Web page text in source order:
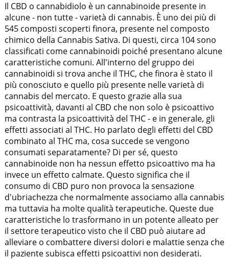
Il CBD o cannabidiolo è un cannabinoide presente in
alcune - non tutte - varietà di cannabis. È uno dei più di
545 composti scoperti finora, presente nel composto
chimico della Cannabis Sativa. Di questi, circa 104 sono
classificati come cannabinoidi poiché presentano alcune
caratteristiche comuni. All'interno del gruppo dei
cannabinoidi si trova anche il THC, che finora è stato il
più conosciuto e quello più presente nelle varietà di
cannabis del mercato. E questo grazie alla sua
psicoattività, davanti al CBD che non solo è psicoattivo
ma contrasta la psicoattività del THC - e in generale, gli
effetti associati al THC. Ho parlato degli effetti del CBD
combinato al THC ma, cosa succede se vengono
consumati separatamente? Di per sé, questo
cannabinoide non ha nessun effetto psicoattivo ma ha
invece un effetto calmate. Questo significa che il
consumo di CBD puro non provoca la sensazione
d'ubriachezza che normalmente associamo alla cannabis
ma tuttavia ha molte qualità terapeutiche. Queste due
caratteristiche lo trasformano in un potente alleato per
il settore terapeutico visto che il CBD può aiutare ad
alleviare o combattere diversi dolori e malattie senza che
il paziente subisca effetti psicoattivi non desiderati.